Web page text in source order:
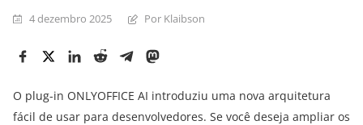
4 dezembro 2025 Por Klaibson
O plug-in ONLYOFFICE AI introduziu uma nova arquitetura
fácil de usar para desenvolvedores. Se você deseja ampliar os